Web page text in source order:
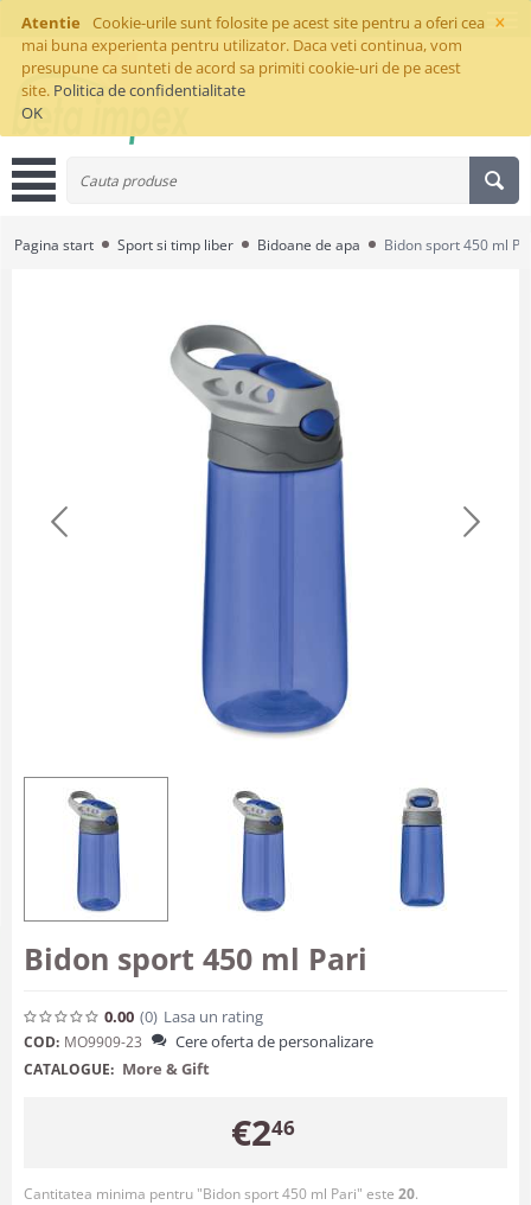
×
Atentie
Cookie-urile sunt folosite pe acest site pentru a oferi cea
mai buna experienta pentru utilizator. Daca veti continua, vom
presupune ca sunteti de acord sa primiti cookie-uri de pe acest
site. Politica de confidentialitate
OK
Pagina start Sport si timp liber Bidoane de apa Bidon sport 450 ml
Bidon sport 450 ml Pari
0.00 (0) Lasa un rating
COD: MO9909-23 Cere oferta de personalizare
CATALOGUE: More & Gift
€246
Cantitatea minima pentru "Bidon sport 450 ml Pari" este 20.